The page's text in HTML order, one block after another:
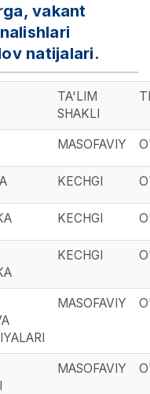
vakant
natijalari.
TA'LIM
SHAKLI
MASOFAVIY
KECHGI
KECHGI
KECHGI
MASOFAVIY
MASOFAVIY